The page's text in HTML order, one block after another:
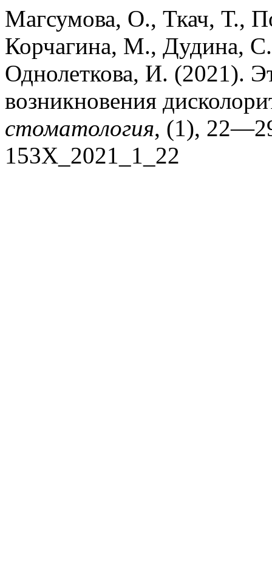
Магсумова, О., Ткач, Т.,
Корчагина, М., Дудина,
Однолеткова, И. (2021).
возникновения
стоматология, (1),
153X_2021_1_22